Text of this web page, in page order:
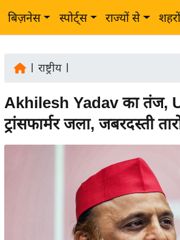
बिज़नेस स्पोर्ट्स राज्यों से
राष्ट्रीय|
Akhilesh Yadav का तंज,
ट्रांसफार्मर जला, जबरदस्ती